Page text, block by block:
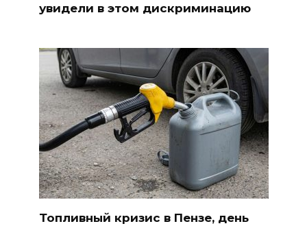
увидели в этом дискриминацию
Топливный кризис в Пензе, день